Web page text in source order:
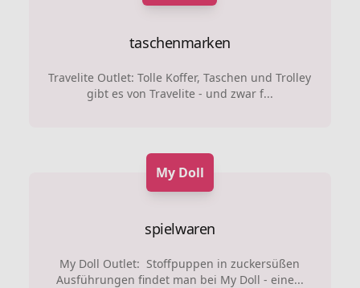
taschenmarken
Travelite Outlet: Tolle Koffer, Taschen und Trolley
gibt es von Travelite - und zwar f...
My Doll
spielwaren
My Doll Outlet: Stoffpuppen in zuckersüßen
Ausführungen findet man bei My Doll - eine...